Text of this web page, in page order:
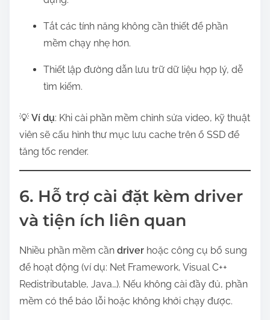
Tắt các tính năng không cần thiết để phần
mềm chạy nhẹ hơn.
Thiết lập đường dẫn lưu trữ dữ liệu hợp lý, dễ
tìm kiếm.
💡 Ví dụ: Khi cài phần mềm chỉnh sửa video, kỹ thuật
viên sẽ cấu hình thư mục lưu cache trên ổ SSD để
tăng tốc render.
6. Hỗ trợ cài đặt kèm driver
và tiện ích liên quan
Nhiều phần mềm cần driver hoặc công cụ bổ sung
để hoạt động (ví dụ: Net Framework, Visual C++
Redistributable, Java…). Nếu không cài đầy đủ, phần
mềm có thể báo lỗi hoặc không khởi chạy được.